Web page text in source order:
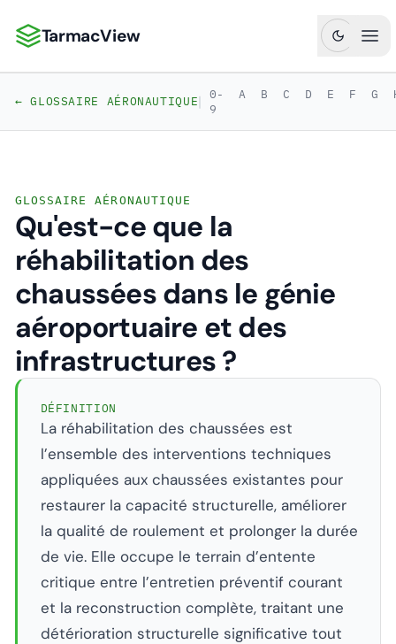
TarmacView : Analyses aéronautiques de précision
TarmacView
← GLOSSAIRE AÉRONAUTIQUE| 0-
9
A B C D E F G
GLOSSAIRE AÉRONAUTIQUE
Qu'est-ce que la
réhabilitation des
chaussées dans le génie
aéroportuaire et des
infrastructures ?
DÉFINITION
La réhabilitation des chaussées est
l’ensemble des interventions techniques
appliquées aux chaussées existantes pour
restaurer la capacité structurelle, améliorer
la qualité de roulement et prolonger la durée
de vie. Elle occupe le terrain d’entente
critique entre l’entretien préventif courant
et la reconstruction complète, traitant une
détérioration structurelle significative tout